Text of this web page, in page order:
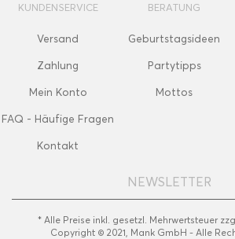
KUNDENSERVICE
Versand
Zahlung
Mein Konto
FAQ - Häufige Fragen
Kontakt
BERATUNG
Geburtstagsideen
Partytipps
Mottos
NEWSLETTER
* Alle Preise inkl. gesetzl. Mehrwertsteuer
Copyright © 2021, Mank GmbH - Alle